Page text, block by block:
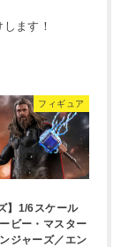
ます！
フィギュア
】1/6スケール
ビー・マスター
ジャーズ／エン